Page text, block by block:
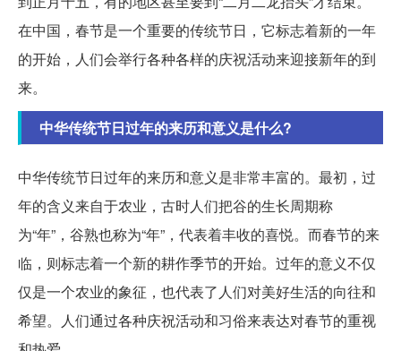
在中国，春节是一个重要的传统节日，它标志着新的一年
的开始，人们会举行各种各样的庆祝活动来迎接新年的到
来。
中华传统节日过年的来历和意义是什么?
中华传统节日过年的来历和意义是非常丰富的。最初，过
年的含义来自于农业，古时人们把谷的生长周期称
为“年”，谷熟也称为“年”，代表着丰收的喜悦。而春节的来
临，则标志着一个新的耕作季节的开始。过年的意义不仅
仅是一个农业的象征，也代表了人们对美好生活的向往和
希望。人们通过各种庆祝活动和习俗来表达对春节的重视